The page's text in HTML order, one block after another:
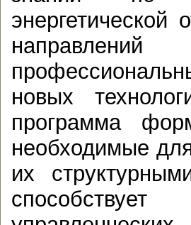
энергетической
новых
программа
необходимые
их